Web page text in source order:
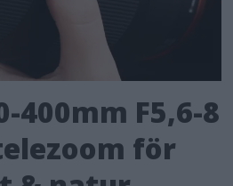
400mm F5,6-8
för